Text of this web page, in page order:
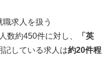
求人を扱う
数約450件に対し、
「英
記している求人は約20件程